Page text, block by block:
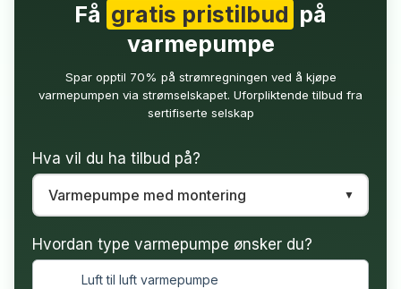
Få gratis pristilbud på
varmepumpe
Spar opptil 70% på strømregningen ved å kjøpe
varmepumpen via strømselskapet. Uforpliktende tilbud fra
sertifiserte selskap
Hva vil du ha tilbud på?
Hvordan type varmepumpe ønsker du?
Luft til luft varmepumpe